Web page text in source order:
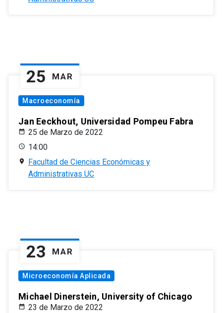
25 MAR
Macroeconomía
Jan Eeckhout, Universidad Pompeu Fabra
25 de Marzo de 2022
14:00
Facultad de Ciencias Económicas y
Administrativas UC
23 MAR
Microeconomía Aplicada
Michael Dinerstein, University of Chicago
23 de Marzo de 2022